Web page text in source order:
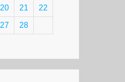
20 21 22
27 28